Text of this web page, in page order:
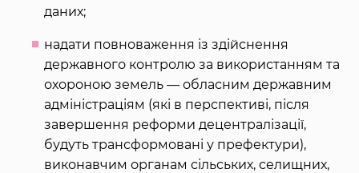
даних;
надати повноваження із здійснення
державного контролю за використанням та
охороною земель — обласним державним
адміністраціям (які в перспективі, після
завершення реформи децентралізації,
будуть трансформовані у префектури),
виконавчим органам сільських, селищних,